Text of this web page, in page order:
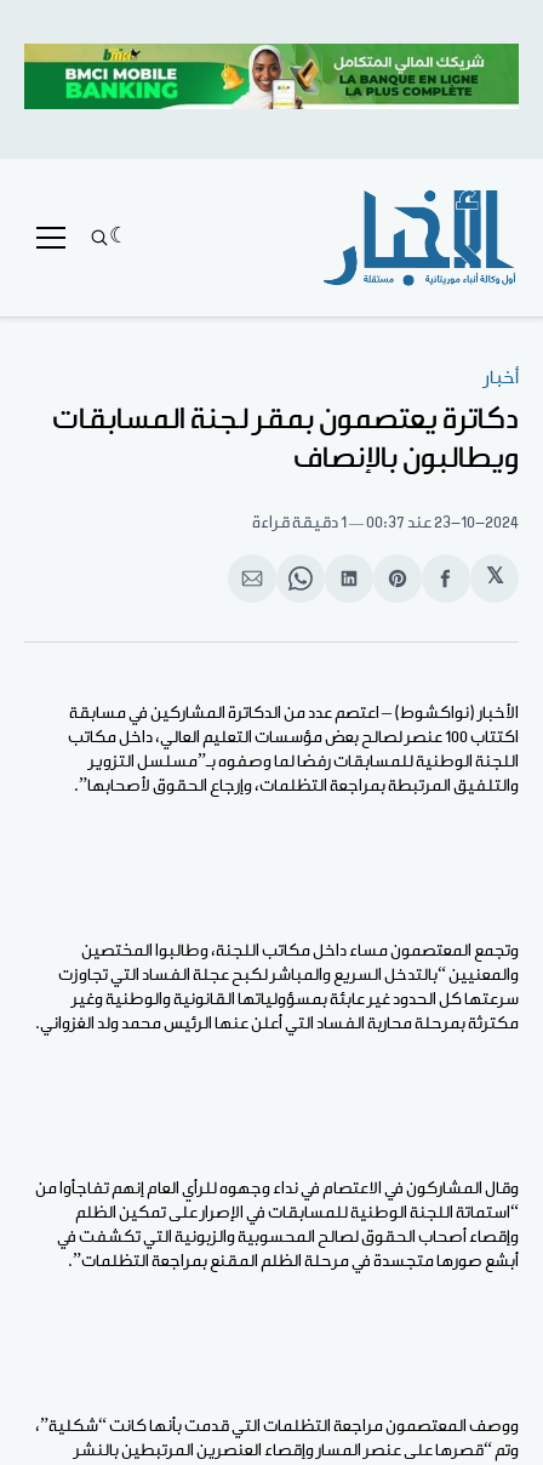
أخبار
دكاترة يعتصمون بمقر لجنة المسابقات
ويطالبون بالإنصاف
23-10-2024عند 00:37 1 دقيقة قراءة
𝕏
انشر
الفيسبوك
Share
Pinterest
انشر
لينكد
Share
WhatsApp
انشر
الإيميل
الأخبار (نواكشوط) – اعتصم عدد من الدكاترة المشاركين في مسابقة
اكتتاب 100 عنصر لصالح بعض مؤسسات التعليم العالي، داخل مكاتب
اللجنة الوطنية للمسابقات رفضا لما وصفوه بـ”مسلسل التزوير
والتلفيق المرتبطة بمراجعة التظلمات، وإرجاع الحقوق لأصحابها”.
وتجمع المعتصمون مساء داخل مكاتب اللجنة، وطالبوا المختصين
والمعنيين “بالتدخل السريع والمباشر لكبح عجلة الفساد التي تجاوزت
سرعتها كل الحدود غير عابئة بمسؤولياتها القانونية والوطنية وغير
مكترثة بمرحلة محاربة الفساد التي أعلن عنها الرئيس محمد ولد الغزواني.
وقال المشاركون في الاعتصام في نداء وجهوه للرأي العام إنهم تفاجأوا من
“استماتة اللجنة الوطنية للمسابقات في الإصرار على تمكين الظلم
وإقصاء أصحاب الحقوق لصالح المحسوبية والزبونية التي تكشفت في
أبشع صورها متجسدة في مرحلة الظلم المقنع بمراجعة التظلمات”.
ووصف المعتصمون مراجعة التظلمات التي قدمت بأنها كانت “شكلية”،
وتم “قصرها على عنصر المسار وإقصاء العنصرين المرتبطين بالنشر